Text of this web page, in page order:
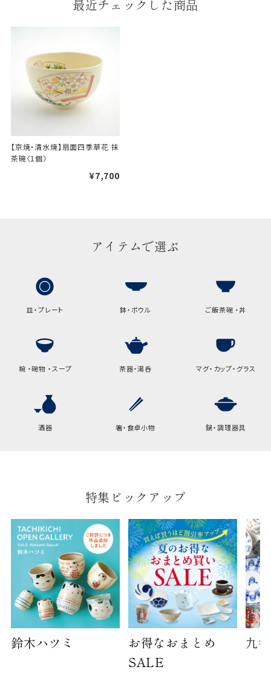
段ボールの上から熨斗紙・包
手提袋はお付けできません。
ギフト袋について
ご注文時に、ご希望枚数をご記入ください。
高さ
32.5cm
9cm
高さ
40cm
袋のサイズは当店で最適なものをご用意いたしま
す。
ご提供枚数の上限はご注文商品数となります。
天掛け包装、ギフト袋対応の商品にはおつけでき
ません。
※犬猫時計には、手提袋をお付けできません
のしについて
のしについてはこちらをご覧ください
最近チェックした商品
【京焼・清水焼】扇面四季草花 抹
茶碗〈1個〉
¥7,700
アイテムで選ぶ
皿・プレート 鉢・ボウル ご飯茶碗 ・丼
椀 ・碗物 ・スープ 茶器・湯呑 マグ・カップ・グラス
酒器 箸・食卓小物 鍋・調理器具
特集ピックアップ
鈴木ハツミ
お得なおまとめ
SALE
九